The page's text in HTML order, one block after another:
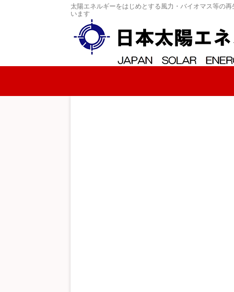
太陽エネルギーをはじめとする風力・バイオマス等の
います
コンテンツへスキップ